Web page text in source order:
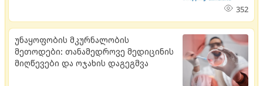
352
უნაყოფობის მკურნალობის
მეთოდები: თანამედროვე მედიცინის
მიღწევები და ოჯახის დაგეგმვა